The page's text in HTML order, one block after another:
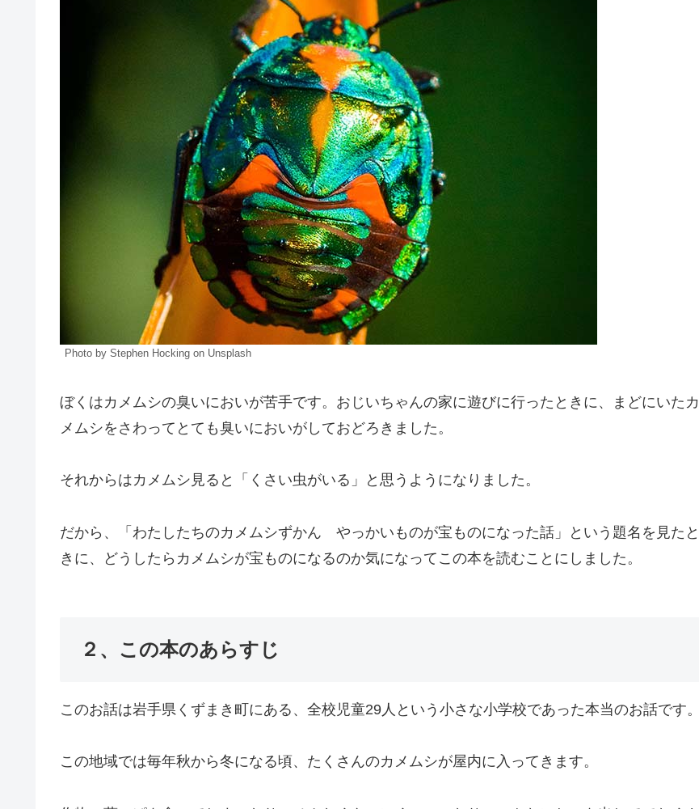
Photo by Stephen Hocking on Unsplash
ぼくはカメムシの臭いにおいが苦手です。おじいちゃんの家に遊びに行ったときに、まどにいたカ
メムシをさわってとても臭いにおいがしておどろきました。
それからはカメムシ見ると「くさい虫がいる」と思うようになりました。
だから、「わたしたちのカメムシずかん やっかいものが宝ものになった話」という題名を見たと
きに、どうしたらカメムシが宝ものになるのか気になってこの本を読むことにしました。
２、この本のあらすじ
このお話は岩手県くずまき町にある、全校児童29人という小さな小学校であった本当のお話です。
この地域では毎年秋から冬になる頃、たくさんのカメムシが屋内に入ってきます。